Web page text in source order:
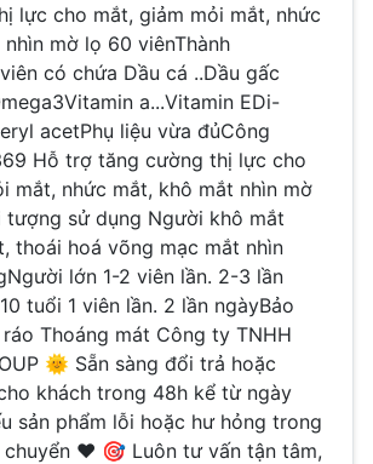
lực cho mắt, giảm mỏi mắt, nhức
mờ lọ 60 viênThành
có chứa Dầu cá ..Dầu gấc
a...Vitamin EDi-
acetPhụ liệu vừa đủCông
Hỗ trợ tăng cường thị lực cho
mắt, nhức mắt, khô mắt nhìn mờ
sử dụng Người khô mắt
thoái hoá võng mạc mắt nhìn
lớn 1-2 viên lần. 2-3 lần
tuổi 1 viên lần. 2 lần ngàyBảo
Thoáng mát Công ty TNHH
🌞 Sẵn sàng đổi trả hoặc
khách trong 48h kể từ ngày
sản phẩm lỗi hoặc hư hỏng trong
chuyển ❤ 🎯 Luôn tư vấn tận tâm,